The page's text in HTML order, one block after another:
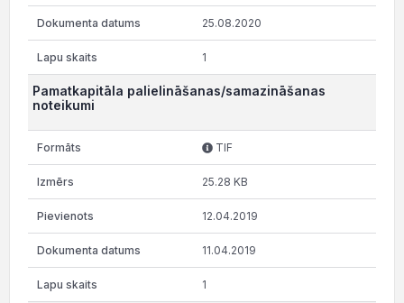
25.08.2020
1
Pamatkapitāla palielināšanas/samazināšanas
noteikumi
TIF
25.28 KB
12.04.2019
11.04.2019
1